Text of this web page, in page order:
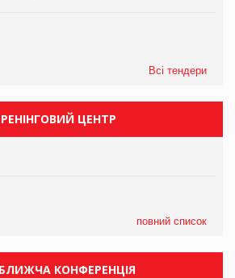
Всі тендери
ЦЕНТР
повний список
КОНФЕРЕНЦІЯ